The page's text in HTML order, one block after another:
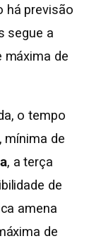
há previsão
segue a
máxima de
o tempo
mínima de
, a terça
de
amena
de